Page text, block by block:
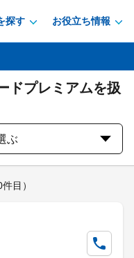
探す お役立ち情報
ドプレミアムを扱
ぶ
件目）